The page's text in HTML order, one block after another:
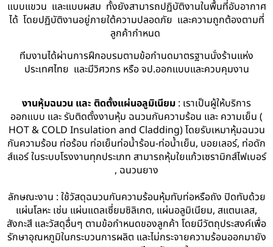
แบบแขวน และแบบผสม ทั้งยังสามารถปฏิบัติงานในพื้นที่อับอากาศ
ได้ โดยปฏิบัติงานอยู่ภายใต้ความปลอดภัย และความถูกต้องตามที่
ลูกค้ากำหนด
ทีมงานได้ผ่านการฝึกอบรมตามข้อกำนดมาตรฐานนั่งร้านแห่ง
ประเทศไทย และมีวิศวกร หรือ จป.ออกแบบและควบคุมงาน
งานหุ้มฉนวน และ ติดตั้งแผ่นอลูมิเนียม : เราเป็นผู้ให้บริการ
ออกแบบ และ รับติดตั้งงานหุ้ม ฉนวนกันความร้อน และ ความเย็น (
HOT & COLD Insulation and Cladding) โดยรับเหมาหุ้มฉนวน
กันความร้อน ท่อร้อน ท่อเย็นท่อน้ำร้อน-ท่อน้ำเย็น, บอยเลอร์, ท่อดัก
ส์แอร์ ในระบบโรงงานทุกประเภท สามารถหุ้มใยแก้วเซรามิกส์ไฟเบอร์
, ฉนวนยาง
ลักษณะงาน : ใช้วัสดุฉนวนกันความร้อนหุ้มทับท่อหรือถัง ปิดทับด้วย
แผ่นโลหะ เช่น แผ่นแดลเซี่ยมซิลิเกต, แผ่นอลูมิเนียม, สแตนเลส,
สังกะสี และวัสดุอื่นๆ ตามข้อกำหนดของลูกค้า โดยมีวัตถุประสงค์เพื่อ
รักษาอุณหภูมิในกระบวนการผลิต และไม่กระจายความร้อนออกมายัง